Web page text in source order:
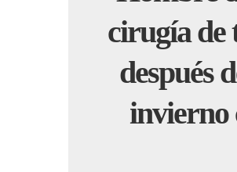
cirugía de
después
invierno